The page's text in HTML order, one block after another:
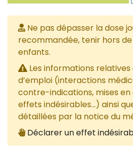
Ne pas dépasser la dose
recommandée, tenir hors
enfants.
Les informations
d’emploi (interactions
contre-indications, mises en
effets indésirables...) ainsi
détaillées par la notice du
Déclarer un effet